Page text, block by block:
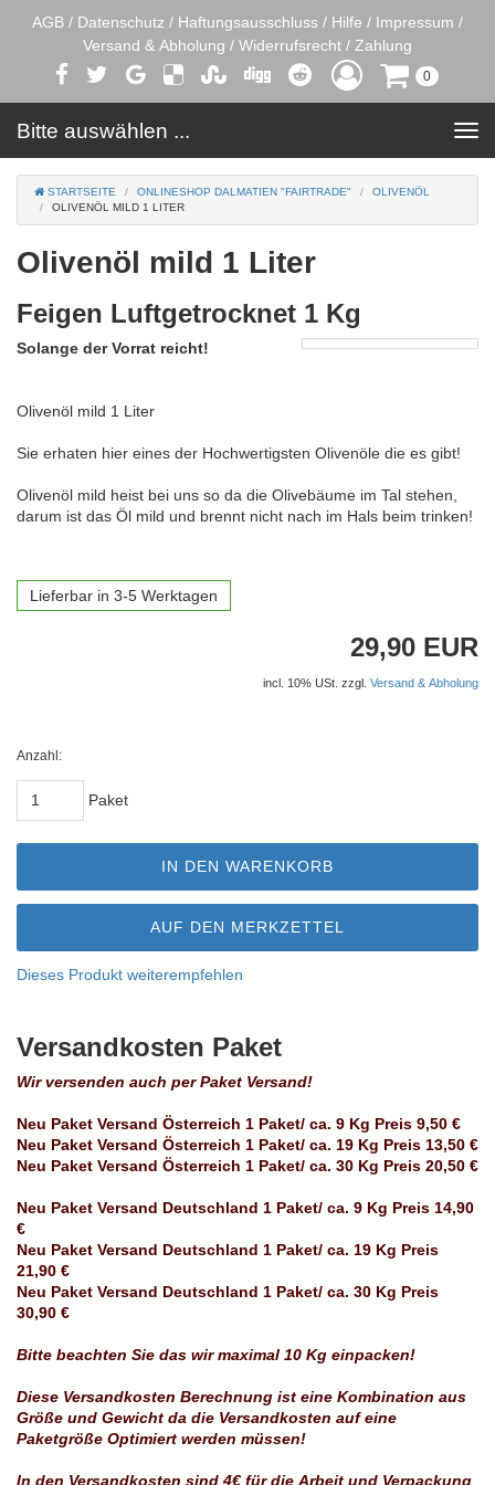
AGB / Datenschutz / Haftungsausschluss / Hilfe / Impressum /
Versand & Abholung / Widerrufsrecht / Zahlung
0
Bitte auswählen ...
STARTSEITE ONLINESHOP DALMATIEN "FAIRTRADE"
OLIVENÖL
OLIVENÖL MILD 1 LITER
Olivenöl mild 1 Liter
Feigen Luftgetrocknet 1 Kg
Solange der Vorrat reicht!
Olivenöl mild 1 Liter
Sie erhaten hier eines der Hochwertigsten Olivenöle die es gibt!
Olivenöl mild heist bei uns so da die Olivebäume im Tal stehen,
darum ist das Öl mild und brennt nicht nach im Hals beim trinken!
Lieferbar in 3-5 Werktagen
29,90 EUR
incl. 10% USt. zzgl. Versand & Abholung
Anzahl:
Paket
IN DEN WARENKORB
AUF DEN MERKZETTEL
Dieses Produkt weiterempfehlen
Versandkosten Paket
Wir versenden auch per Paket Versand!
Neu Paket Versand Österreich 1 Paket/ ca. 9 Kg Preis 9,50 €
Neu Paket Versand Österreich 1 Paket/ ca. 19 Kg Preis 13,50 €
Neu Paket Versand Österreich 1 Paket/ ca. 30 Kg Preis 20,50 €
Neu Paket Versand Deutschland 1 Paket/ ca. 9 Kg Preis 14,90
€
Neu Paket Versand Deutschland 1 Paket/ ca. 19 Kg Preis
21,90 €
Neu Paket Versand Deutschland 1 Paket/ ca. 30 Kg Preis
30,90 €
Bitte beachten Sie das wir maximal 10 Kg einpacken!
Diese Versandkosten Berechnung ist eine Kombination aus
Größe und Gewicht da die Versandkosten auf eine
Paketgröße Optimiert werden müssen!
In den Versandkosten sind 4€ für die Arbeit und Verpackung